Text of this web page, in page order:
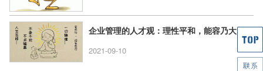
企业管理的人才观：理性平和，能容乃大
2021-09-10